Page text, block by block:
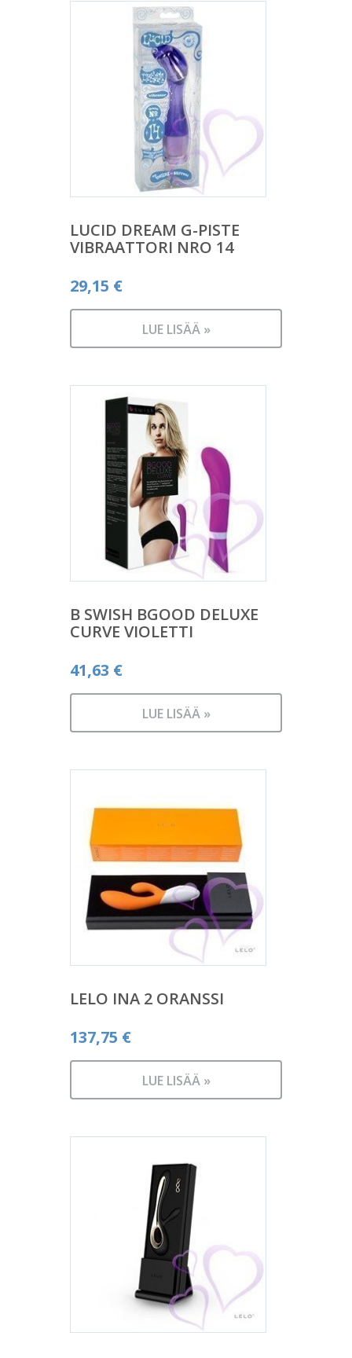
LUCID DREAM G-PISTE
VIBRAATTORI NRO 14
29,15 €
LUE LISÄÄ »
B SWISH BGOOD DELUXE
CURVE VIOLETTI
41,63 €
LUE LISÄÄ »
LELO INA 2 ORANSSI
137,75 €
LUE LISÄÄ »